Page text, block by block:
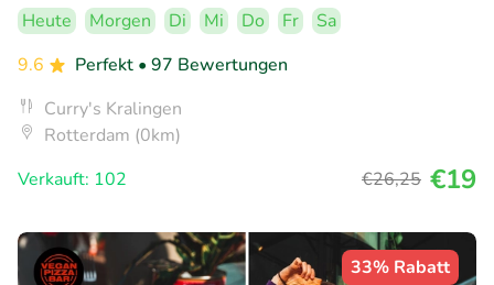
Heute Morgen Di Mi Do Fr
Sa
9.6
Perfekt • 97 Bewertungen
Curry's Kralingen
Rotterdam (0km)
Verkauft: 102
€26,25 €19
33% Rabatt